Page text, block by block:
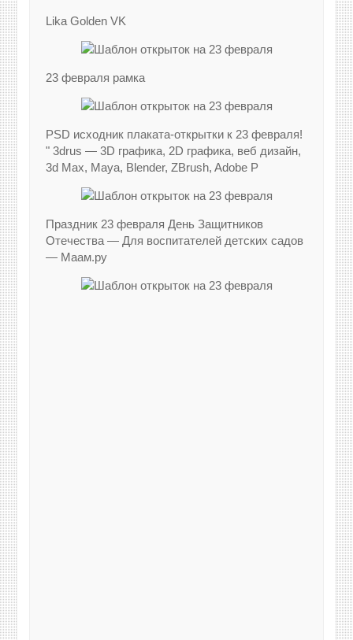
Lika Golden VK
23 февраля рамка
PSD исходник плаката-открытки к 23 февраля!
" 3drus — 3D графика, 2D графика, веб дизайн,
3d Max, Maya, Blender, ZBrush, Adobe P
Праздник 23 февраля День Защитников
Отечества — Для воспитателей детских садов
— Маам.ру